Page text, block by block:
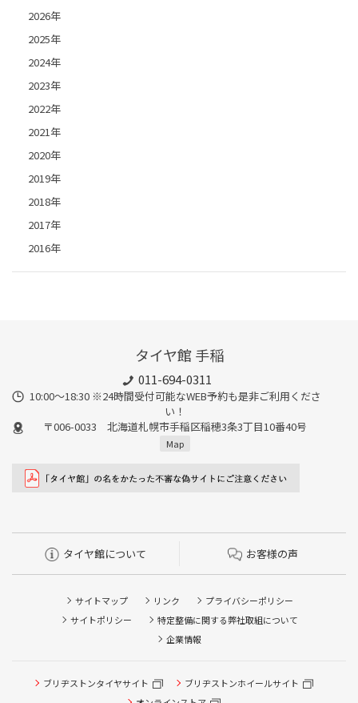
2026年
2025年
2024年
2023年
2022年
2021年
2020年
2019年
2018年
2017年
2016年
タイヤ館 手稲
011-694-0311
10:00～18:30 ※24時間受付可能なWEB予約も是非ご利用くださ
い！
〒006-0033 北海道札幌市手稲区稲穂3条3丁目10番40号
Map
タイヤ館について お客様の声
サイトマップ リンク
プライバシーポリシー
サイトポリシー
特定整備に関する弊社取組について
企業情報
ブリヂストンタイヤサイト
ブリヂストンホイールサイト
タイヤ点検・安全点検/タイヤ履き替え/オイル交換/その他
ピット作業の予約